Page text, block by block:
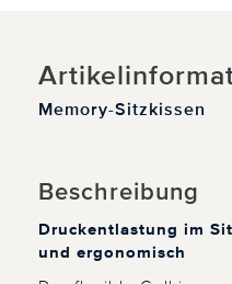
Memory-Sitzkissen
Beschreibung
Druckentlastung im
und ergonomisch